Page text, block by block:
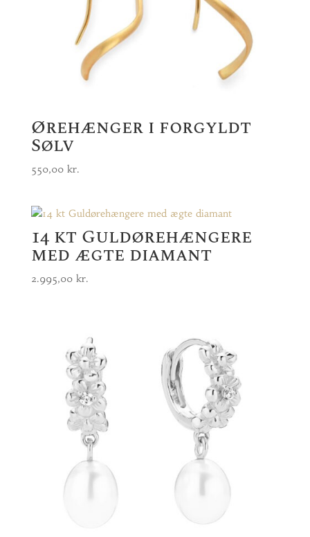
Ørehænger i forgyldt
Sølv
550,00 kr.
14 kt Guldørehængere
med ægte diamant
2.995,00 kr.